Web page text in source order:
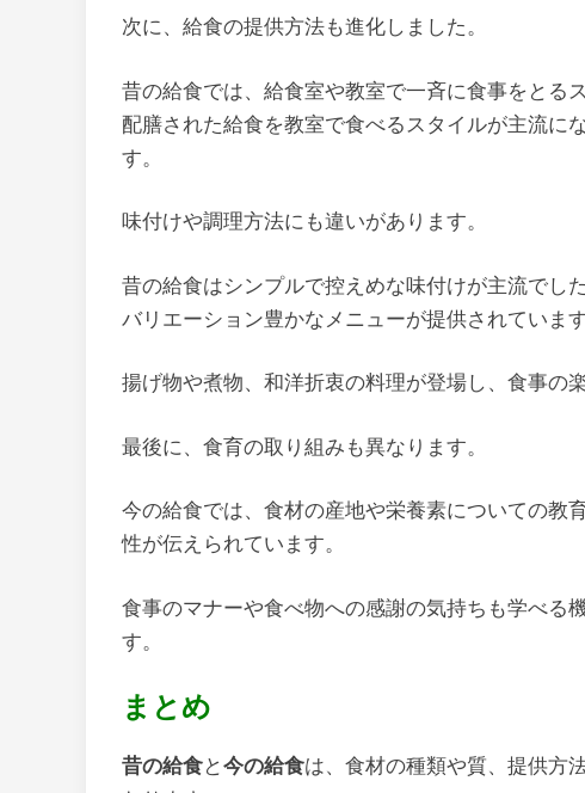
次に、給食の提供方法も進化しました。
昔の給食では、給食室や教室で一斉に食事をとる
配膳された給食を教室で食べるスタイルが主流に
す。
味付けや調理方法にも違いがあります。
昔の給食はシンプルで控えめな味付けが主流でし
バリエーション豊かなメニューが提供されています
揚げ物や煮物、和洋折衷の料理が登場し、食事の
最後に、食育の取り組みも異なります。
今の給食では、食材の産地や栄養素についての教
性が伝えられています。
食事のマナーや食べ物への感謝の気持ちも学べる
す。
まとめ
昔の給食と今の給食は、食材の種類や質、提供方